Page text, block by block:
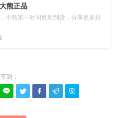
熊正品
小熊第一时间更新到货，分享更多好
到：
    